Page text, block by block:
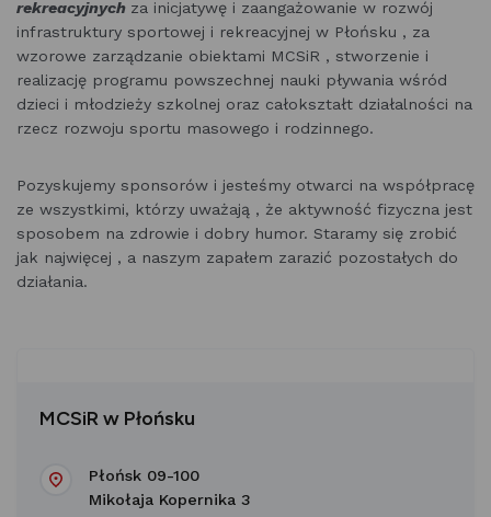
rekreacyjnych za inicjatywę i zaangażowanie w rozwój
infrastruktury sportowej i rekreacyjnej w Płońsku , za
wzorowe zarządzanie obiektami MCSiR , stworzenie i
realizację programu powszechnej nauki pływania wśród
dzieci i młodzieży szkolnej oraz całokształt działalności na
rzecz rozwoju sportu masowego i rodzinnego.
Pozyskujemy sponsorów i jesteśmy otwarci na współpracę
ze wszystkimi, którzy uważają , że aktywność fizyczna jest
sposobem na zdrowie i dobry humor. Staramy się zrobić
jak najwięcej , a naszym zapałem zarazić pozostałych do
działania.
MCSiR w Płońsku
Płońsk 09-100
Mikołaja Kopernika 3